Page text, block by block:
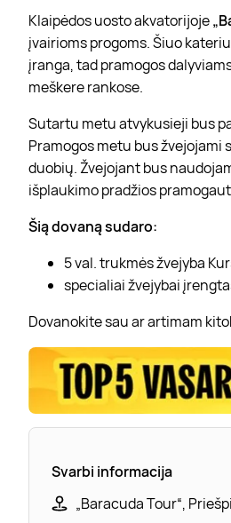
Klaipėdos uosto akvatorijoje
įvairioms progoms. Šiuo
įranga, tad pramogos
meškere rankose.
Sutartu metu atvykusieji bus
Pramogos metu bus žvejojami
duobių. Žvejojant bus
išplaukimo pradžios
Šią dovaną sudaro:
5 val. trukmės žvejyba
specialiai žvejybai
Dovanokite sau ar artimam
Svarbi informacija
„Baracuda Tour“,